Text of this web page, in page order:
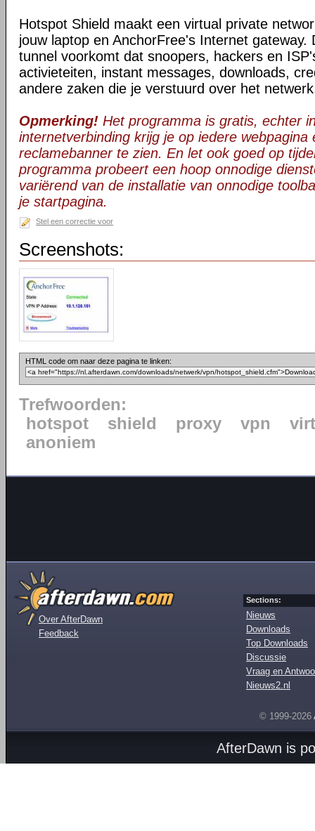
Hotspot Shield maakt een virtual private
jouw laptop en AnchorFree's Internet gateway.
tunnel voorkomt dat snoopers, hackers en
activieteiten, instant messages, downloads,
andere zaken die je verstuurd over het
Opmerking! Het programma is gratis, echter
internetverbinding krijg je op iedere webpagina
reclamebanner te zien. En let ook goed op
programma probeert een hoop onnodige
variërend van de installatie van onnodige
je startpagina.
Stel een correctie voor
Screenshots:
HTML code om naar deze pagina te linken:
Trefwoorden:
hotspot
shield proxy vpn
anoniem
Over AfterDawn
Feedback
Sections:
Nieuws
Downloads
Top Downloads
Discussie
Vraag en
Nieuws2.nl
© 1999-2026
AfterDawn is